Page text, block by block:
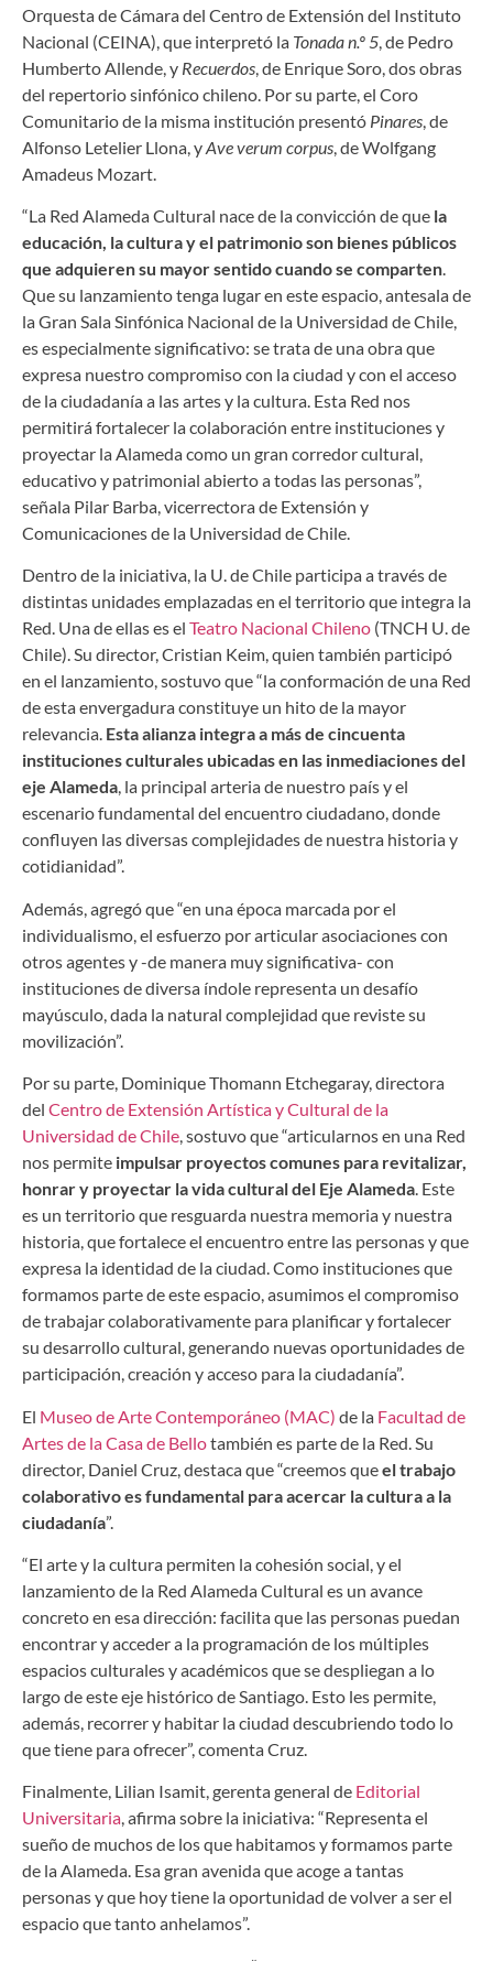
Orquesta de Cámara del Centro de Extensión del Instituto
Nacional (CEINA), que interpretó la Tonada n.º 5 , de Pedro
Humberto Allende, y Recuerdos , de Enrique Soro, dos obras
del repertorio sinfónico chileno. Por su parte, el Coro
Comunitario de la misma institución presentó Pinares , de
Alfonso Letelier Llona, yAve verum corpus , de Wolfgang
Amadeus Mozart.
“La Red Alameda Cultural nace de la convicción de que la
educación, la cultura y el patrimonio son bienes públicos
que adquieren su mayor sentido cuando se comparten.
Que su lanzamiento tenga lugar en este espacio, antesala de
la Gran Sala Sinfónica Nacional de la Universidad de Chile,
es especialmente significativo: se trata de una obra que
expresa nuestro compromiso con la ciudad y con el acceso
de la ciudadanía a las artes y la cultura. Esta Red nos
permitirá fortalecer la colaboración entre instituciones y
proyectar la Alameda como un gran corredor cultural,
educativo y patrimonial abierto a todas las personas”,
señala Pilar Barba, vicerrectora de Extensión y
Comunicaciones de la Universidad de Chile.
Dentro de la iniciativa, la U. de Chile participa a través de
distintas unidades emplazadas en el territorio que integra la
Red. Una de ellas es el Teatro Nacional Chileno (TNCH U. de
Chile). Su director, Cristian Keim, quien también participó
en el lanzamiento, sostuvo que “la conformación de una Red
de esta envergadura constituye un hito de la mayor
relevancia. Esta alianza integra a más de cincuenta
instituciones culturales ubicadas en las inmediaciones del
eje Alameda, la principal arteria de nuestro país y el
escenario fundamental del encuentro ciudadano, donde
confluyen las diversas complejidades de nuestra historia y
cotidianidad”.
Además, agregó que “en una época marcada por el
individualismo, el esfuerzo por articular asociaciones con
otros agentes y -de manera muy significativa- con
instituciones de diversa índole representa un desafío
mayúsculo, dada la natural complejidad que reviste su
movilización”.
Por su parte, Dominique Thomann Etchegaray, directora
del Centro de Extensión Artística y Cultural de la
Universidad de Chile, sostuvo que “articularnos en una Red
nos permite impulsar proyectos comunes para revitalizar,
honrar y proyectar la vida cultural del Eje Alameda. Este
es un territorio que resguarda nuestra memoria y nuestra
historia, que fortalece el encuentro entre las personas y que
expresa la identidad de la ciudad. Como instituciones que
formamos parte de este espacio, asumimos el compromiso
de trabajar colaborativamente para planificar y fortalecer
su desarrollo cultural, generando nuevas oportunidades de
participación, creación y acceso para la ciudadanía”.
El Museo de Arte Contemporáneo (MAC) de la Facultad de
Artes de la Casa de Bellotambién es parte de la Red. Su
director, Daniel Cruz, destaca que “creemos queel trabajo
colaborativo es fundamental para acercar la cultura a la
ciudadanía”.
“El arte y la cultura permiten la cohesión social, y el
lanzamiento de la Red Alameda Cultural es un avance
concreto en esa dirección: facilita que las personas puedan
encontrar y acceder a la programación de los múltiples
espacios culturales y académicos que se despliegan a lo
largo de este eje histórico de Santiago. Esto les permite,
además, recorrer y habitar la ciudad descubriendo todo lo
que tiene para ofrecer”, comenta Cruz.
Finalmente, Lilian Isamit, gerenta general de Editorial
Universitaria, afirma sobre la iniciativa: “Representa el
sueño de muchos de los que habitamos y formamos parte
de la Alameda. Esa gran avenida que acoge a tantas
personas y que hoy tiene la oportunidad de volver a ser el
espacio que tanto anhelamos”.